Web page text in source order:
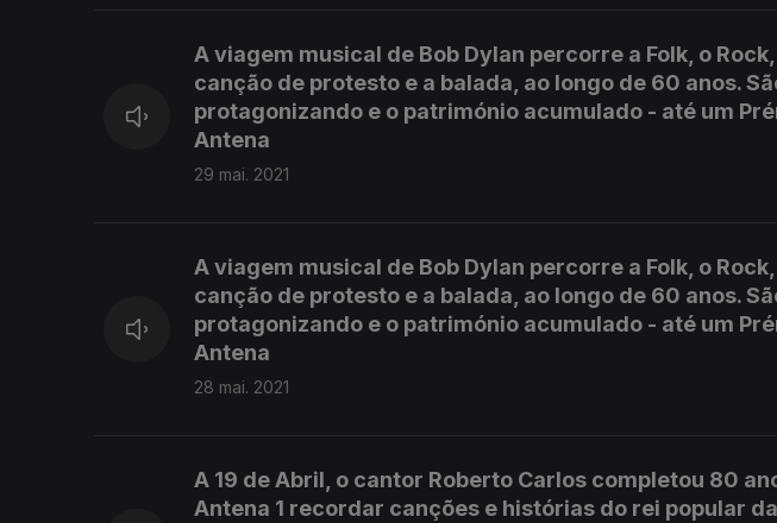
A viagem musical de Bob Dylan percorre a Folk, o
canção de protesto e a balada, ao longo de 60 anos.
protagonizando e o património acumulado - até um
Antena
29 mai. 2021
A viagem musical de Bob Dylan percorre a Folk, o
canção de protesto e a balada, ao longo de 60 anos.
protagonizando e o património acumulado - até um
Antena
28 mai. 2021
A 19 de Abril, o cantor Roberto Carlos completou 80
Antena 1 recordar canções e histórias do rei popular